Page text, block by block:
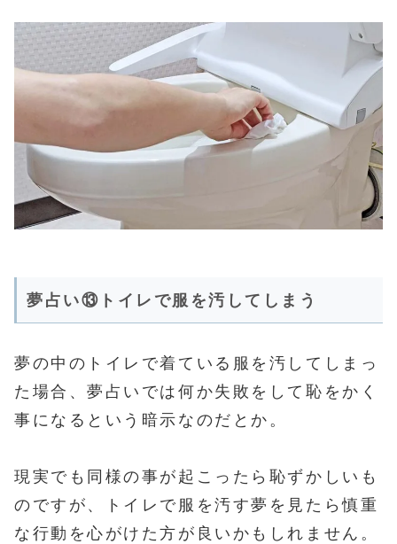
夢占い⑬トイレで服を汚してしまう
夢の中のトイレで着ている服を汚してしまっ
た場合、夢占いでは何か失敗をして恥をかく
事になるという暗示なのだとか。
現実でも同様の事が起こったら恥ずかしいも
のですが、トイレで服を汚す夢を見たら慎重
な行動を心がけた方が良いかもしれません。